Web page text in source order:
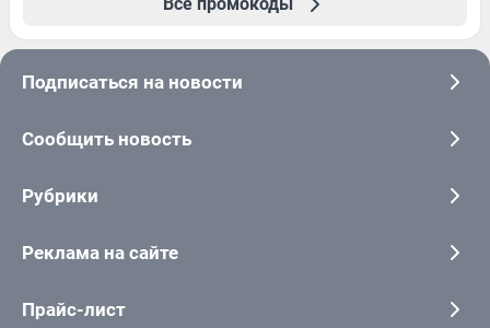
Подписаться на новости
Сообщить новость
Рубрики
Реклама на сайте
Прайс-лист